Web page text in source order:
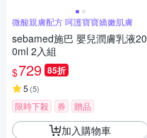
微酸親膚配方 呵護寶寶嬌嫩肌膚
sebamed施巴 嬰兒潤膚乳液20
0ml 2入組
$729 85折
5 (5)
限時下殺 券 贈品
加入購物車